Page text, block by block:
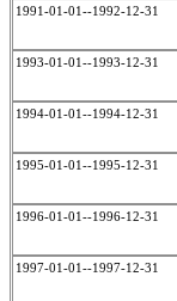
1991-01-01--1992-12-31
1993-01-01--1993-12-31
1994-01-01--1994-12-31
1995-01-01--1995-12-31
1996-01-01--1996-12-31
1997-01-01--1997-12-31